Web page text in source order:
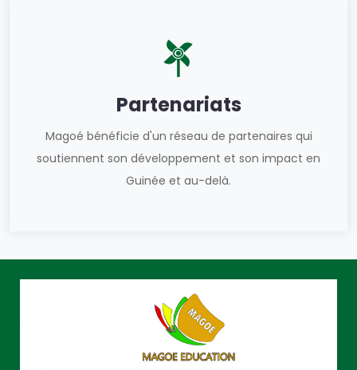
Partenariats
Magoé bénéficie d'un réseau de partenaires qui
soutiennent son développement et son impact en
Guinée et au-delà.